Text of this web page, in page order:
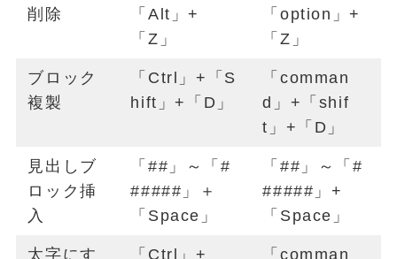
削除
「Alt」+
「Z」
「option」+
「Z」
ブロック
複製
「Ctrl」+「S
hift」+「D」
「comman
d」+「shif
t」+「D」
見出しブ
ロック挿
入
「##」～「#
#####」＋
「Space」
「##」～「#
#####」+
「Space」
太字にす
「Ctrl」+
「comman